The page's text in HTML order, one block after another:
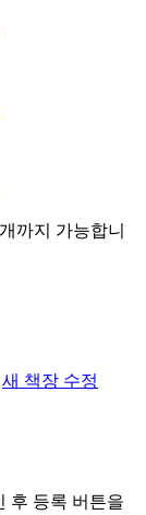
까지 가능합니
새 책장 수정
후 등록 버튼을